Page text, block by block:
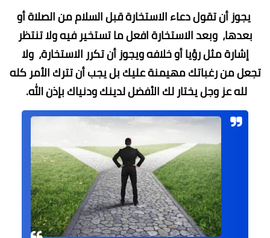
يجوز أن تقول دعاء الاستخارة قبل السلام من الصلاة أو
بعدها، وبعد الاستخارة افعل ما تستخير فيه ولا تنتظر
إشارة مثل رؤيا أو خلافه ويجوز أن تكرر الاستخارة، ولا
تجعل من رغباتك مهيمنة عليك بل يجب أن تترك الأمر كله
لله عز وجل يختار لك الأفضل لدينك ودنياك بإذن الله.